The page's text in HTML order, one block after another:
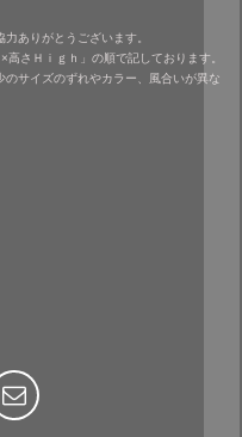
ありがとうございます。
さＨｉｇｈ」の順で記しております。
のサイズのずれやカラー、風合いが異な